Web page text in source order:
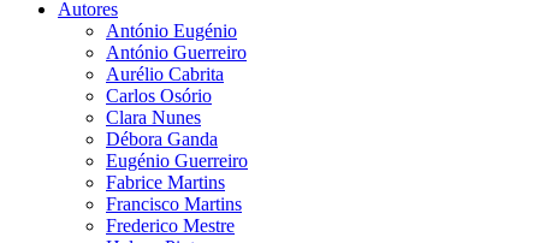
Autores
António Eugénio
António Guerreiro
Aurélio Cabrita
Carlos Osório
Clara Nunes
Débora Ganda
Eugénio Guerreiro
Fabrice Martins
Francisco Martins
Frederico Mestre